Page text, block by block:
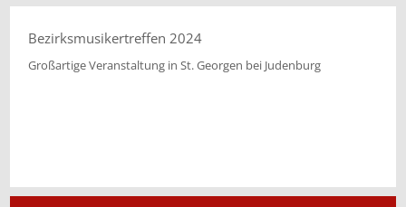
Bezirksmusikertreffen 2024
Großartige Veranstaltung in St. Georgen bei Judenburg